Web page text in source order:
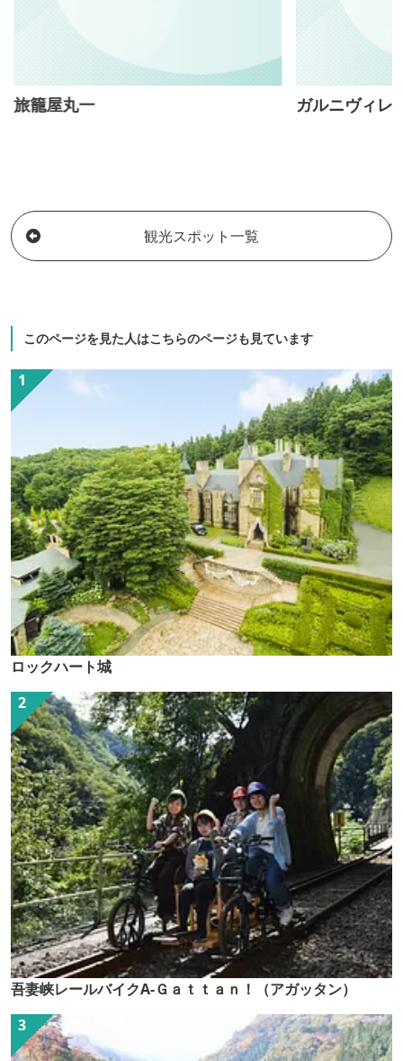
旅籠屋丸一 ガルニヴィレ
観光スポット一覧
このページを見た人はこちらのページも見ています
ロックハート城
吾妻峡レールバイクA-Ｇａｔｔａｎ！（アガッタン）